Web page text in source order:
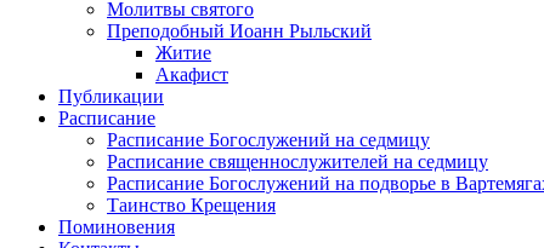
Молитвы святого
Преподобный Иоанн Рыльский
Житие
Акафист
Публикации
Расписание
Расписание Богослужений на седмицу
Расписание священнослужителей на седмицу
Расписание Богослужений на подворье в
Таинство Крещения
Поминовения